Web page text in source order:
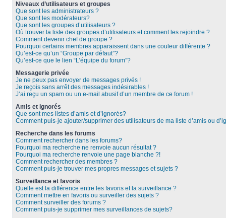
Niveaux d’utilisateurs et groupes
Que sont les administrateurs ?
Que sont les modérateurs?
Que sont les groupes d’utilisateurs ?
Où trouver la liste des groupes d’utilisateurs et comment les rejoindre ?
Comment devenir chef de groupe ?
Pourquoi certains membres apparaissent dans une couleur différente ?
Qu’est-ce qu’un “Groupe par défaut”?
Qu’est-ce que le lien “L’équipe du forum”?
Messagerie privée
Je ne peux pas envoyer de messages privés !
Je reçois sans arrêt des messages indésirables !
J’ai reçu un spam ou un e-mail abusif d’un membre de ce forum !
Amis et ignorés
Que sont mes listes d’amis et d’ignorés?
Comment puis-je ajouter/supprimer des utilisateurs de ma liste d’amis ou
Recherche dans les forums
Comment rechercher dans les forums?
Pourquoi ma recherche ne renvoie aucun résultat ?
Pourquoi ma recherche renvoie une page blanche ?!
Comment rechercher des membres ?
Comment puis-je trouver mes propres messages et sujets ?
Surveillance et favoris
Quelle est la différence entre les favoris et la surveillance ?
Comment mettre en favoris ou surveiller des sujets ?
Comment surveiller des forums ?
Comment puis-je supprimer mes surveillances de sujets?